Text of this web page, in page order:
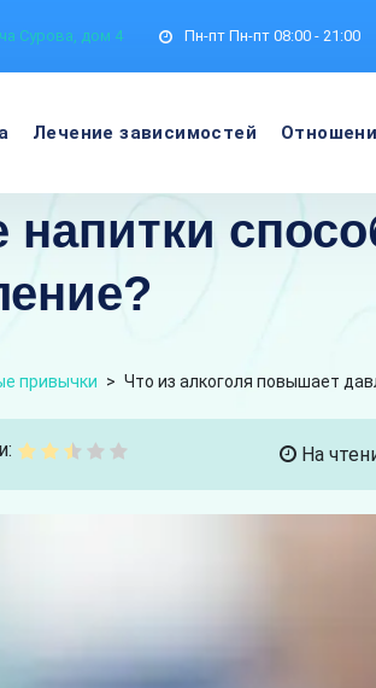
Сурова, дом 4 Пн-пт Пн-пт 08:00 - 21:00
Лечение зависимостей
напитки
привычки > Что из алкоголя повышает
На